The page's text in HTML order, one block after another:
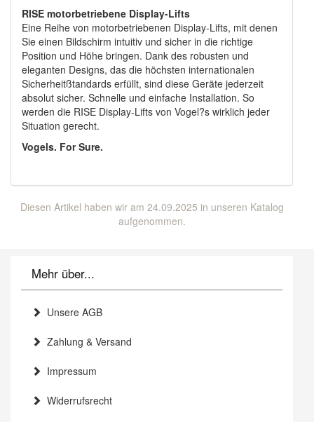
RISE motorbetriebene Display-Lifts
Eine Reihe von motorbetriebenen Display-Lifts, mit denen
Sie einen Bildschirm intuitiv und sicher in die richtige
Position und Höhe bringen. Dank des robusten und
eleganten Designs, das die höchsten internationalen
Sicherheitßtandards erfüllt, sind diese Geräte jederzeit
absolut sicher. Schnelle und einfache Installation. So
werden die RISE Display-Lifts von Vogel?s wirklich jeder
Situation gerecht.
Vogels. For Sure.
Diesen Artikel haben wir am 24.09.2025 in unseren Katalog
aufgenommen.
Mehr über...
Unsere AGB
Zahlung & Versand
Impressum
Widerrufsrecht